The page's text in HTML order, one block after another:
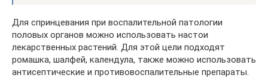
Для спринцевания при воспалительной патологии
половых органов можно использовать настои
лекарственных растений. Для этой цели подходят
ромашка, шалфей, календула, также можно использовать
антисептические и противовоспалительные препараты.